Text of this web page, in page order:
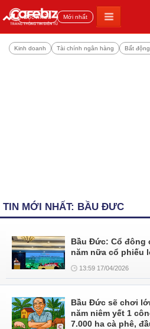
Đọc nhiều Mới nhất
Kinh doanh Tài chính ngân hàng Bất
TIN MỚI NHẤT: BẦU ĐƯC
Bầu Đức: Cổ đông
năm nữa cổ phiếu
13:59 17/04/2026
Bầu Đức sẽ chơi
năm niêm yết 1
7.000 ha cà phê,